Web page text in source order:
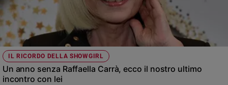
IL RICORDO DELLA SHOWGIRL
Un anno senza Raffaella Carrà, ecco il nostro ultimo
incontro con lei